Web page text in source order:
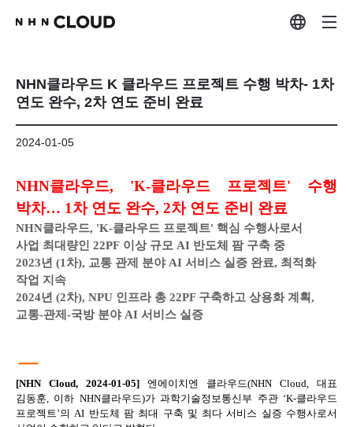
NHN클라우드 K 클라우드 프로젝트 수행 박차- 1차
연도 완수, 2차 연도 준비 완료
2024-01-05
NHN클라우드, 'K-클라우드 프로젝트' 수행
박차… 1차 연도 완수, 2차 연도 준비 완료
NHN클라우드, 'K-클라우드 프로젝트' 핵심 수행사로서
사업 최대량인 22PF 이상 규모 AI 반도체 팜 구축 중
2023년 (1차), 교통 관제 분야 AI 서비스 실증 완료, 최적화
작업 지속
2024년 (2차), NPU 인프라 총 22PF 구축하고 상용화 계획,
교통-관제-국방 분야 AI 서비스 실증
ㅡ
[NHN Cloud, 2024-01-05] 엔에이치엔 클라우드(NHN Cloud, 대표
김동훈, 이하 NHN클라우드)가 과학기술정보통신부 주관 ‘K-클라우드
프로젝트’의 AI 반도체 팜 최대 구축 및 최다 서비스 실증 수행사로서